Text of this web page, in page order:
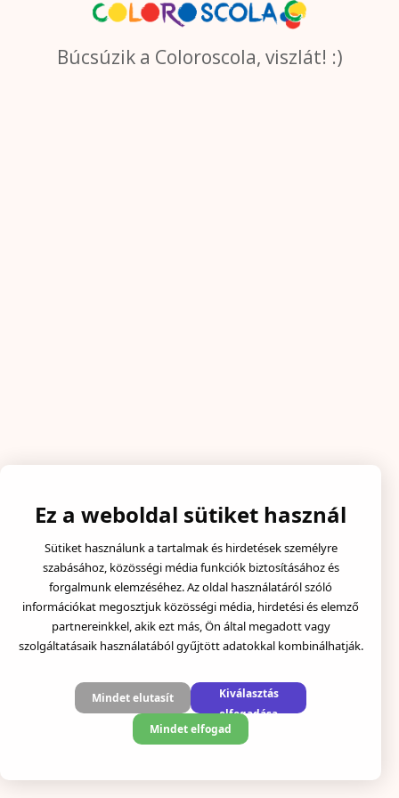
Búcsúzik a Coloroscola, viszlát! :)
Ez a weboldal sütiket használ
Sütiket használunk a tartalmak és hirdetések személyre
szabásához, közösségi média funkciók biztosításához és
forgalmunk elemzéséhez. Az oldal használatáról szóló
információkat megosztjuk közösségi média, hirdetési és elemző
partnereinkkel, akik ezt más, Ön által megadott vagy
szolgáltatásaik használatából gyűjtött adatokkal kombinálhatják.
Mindet elutasít
Kiválasztás
elfogadása
Mindet elfogad